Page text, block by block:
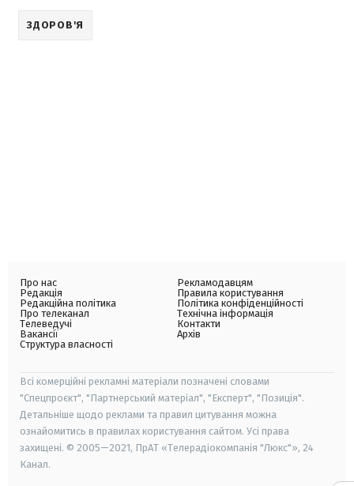
ЗДОРОВ'Я
Про нас
Редакція
Редакційна політика
Про телеканал
Телеведучі
Вакансії
Структура власності
Рекламодавцям
Правила користування
Політика конфіденційності
Технічна інформація
Контакти
Архів
Всі комерційні рекламні матеріали позначені словами
"Спецпроєкт", "Партнерський матеріал", "Експерт", "Позиція".
Детальніше щодо реклами та правил цитування можна
ознайомитись в правилах користування сайтом. Усі права
захищені. © 2005—2021, ПрАТ «Телерадіокомпанія "Люкс"», 24
Канал.